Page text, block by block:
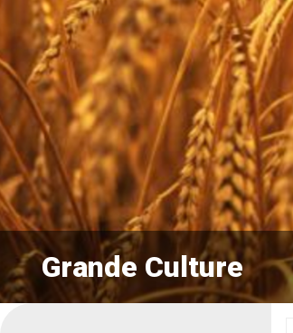
Grande Culture